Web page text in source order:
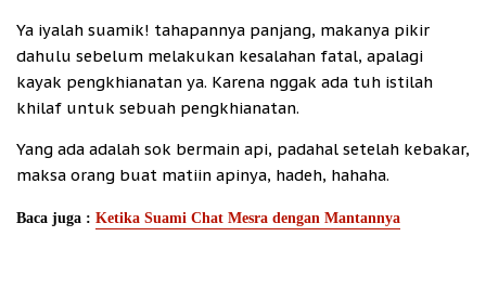
Ya iyalah suamik! tahapannya panjang, makanya pikir
dahulu sebelum melakukan kesalahan fatal, apalagi
kayak pengkhianatan ya. Karena nggak ada tuh istilah
khilaf untuk sebuah pengkhianatan.
Yang ada adalah sok bermain api, padahal setelah kebakar,
maksa orang buat matiin apinya, hadeh, hahaha.
Baca juga : Ketika Suami Chat Mesra dengan Mantannya